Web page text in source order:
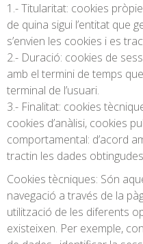
1.- Titularitat: cookies
de quina sigui l’entitat que
s’envien les cookies i es
2.- Duració: cookies de
amb el termini de temps
terminal de l’usuari.
3.- Finalitat: cookies
cookies d’anàlisi, cookies
comportamental: d’acord
tractin les dades
Cookies tècniques: Són
navegació a través de la
utilització de les diferents
existeixen. Per exemple,